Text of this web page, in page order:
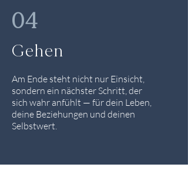
04
Gehen
Am Ende steht nicht nur Einsicht,
sondern ein nächster Schritt, der
sich wahr anfühlt — für dein Leben,
deine Beziehungen und deinen
Selbstwert.